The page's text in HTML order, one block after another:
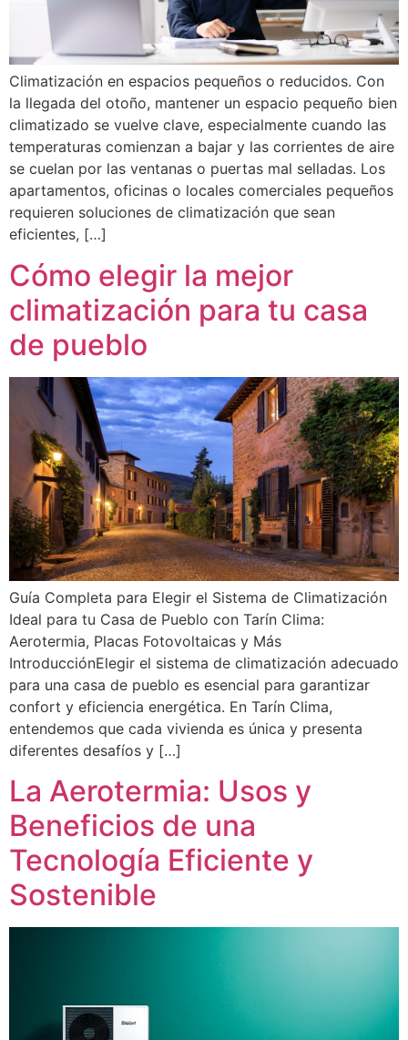
Climatización en espacios pequeños o reducidos. Con
la llegada del otoño, mantener un espacio pequeño bien
climatizado se vuelve clave, especialmente cuando las
temperaturas comienzan a bajar y las corrientes de aire
se cuelan por las ventanas o puertas mal selladas. Los
apartamentos, oficinas o locales comerciales pequeños
requieren soluciones de climatización que sean
eficientes, […]
Cómo elegir la mejor
climatización para tu casa
de pueblo
Guía Completa para Elegir el Sistema de Climatización
Ideal para tu Casa de Pueblo con Tarín Clima:
Aerotermia, Placas Fotovoltaicas y Más
IntroducciónElegir el sistema de climatización adecuado
para una casa de pueblo es esencial para garantizar
confort y eficiencia energética. En Tarín Clima,
entendemos que cada vivienda es única y presenta
diferentes desafíos y […]
La Aerotermia: Usos y
Beneficios de una
Tecnología Eficiente y
Sostenible